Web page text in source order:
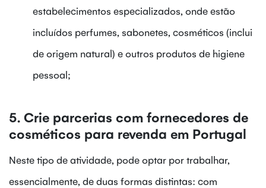
estabelecimentos especializados, onde estão
incluídos perfumes, sabonetes, cosméticos (inclui
de origem natural) e outros produtos de higiene
pessoal;
5. Crie parcerias com fornecedores de
cosméticos para revenda em Portugal
Neste tipo de atividade, pode optar por trabalhar,
essencialmente, de duas formas distintas: com